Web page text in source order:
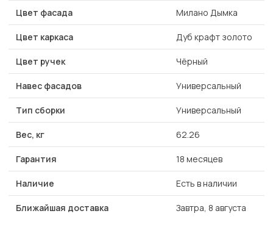
Цвет фасада Милано Дымка
Цвет каркаса Дуб крафт золото
Цвет ручек Чёрный
Навес фасадов Универсальный
Тип сборки Универсальный
Вес, кг 62.26
Гарантия 18 месяцев
Наличие Есть в наличии
Ближайшая доставка Завтра, 8 августа